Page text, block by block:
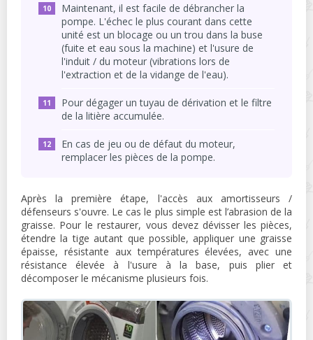
Maintenant, il est facile de débrancher la
pompe. L'échec le plus courant dans cette
unité est un blocage ou un trou dans la buse
(fuite et eau sous la machine) et l'usure de
l'induit / du moteur (vibrations lors de
l'extraction et de la vidange de l'eau).
Pour dégager un tuyau de dérivation et le filtre
de la litière accumulée.
En cas de jeu ou de défaut du moteur,
remplacer les pièces de la pompe.
Après la première étape, l'accès aux amortisseurs /
défenseurs s'ouvre. Le cas le plus simple est l’abrasion de la
graisse. Pour le restaurer, vous devez dévisser les pièces,
étendre la tige autant que possible, appliquer une graisse
épaisse, résistante aux températures élevées, avec une
résistance élevée à l'usure à la base, puis plier et
décomposer le mécanisme plusieurs fois.